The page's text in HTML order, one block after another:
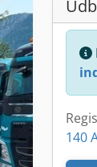
140